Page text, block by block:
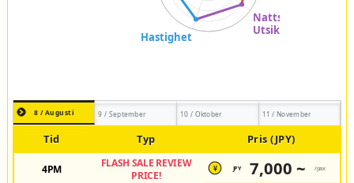
8 / Augusti 9 / September 10 / Oktober 11 / November
Tid Typ Pris (JPY)
4PM
FLASH SALE REVIEW
PRICE!
¥ JPY 7,000 ~ /pax